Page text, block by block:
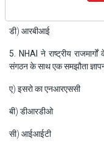
डी) आरबीआई
5. NHAI ने राष्ट्रीय
संगठन के साथ एक समझौता
ए) इसरो का एनआरएससी
बी) डीआरडीओ
सी) आईआईटी